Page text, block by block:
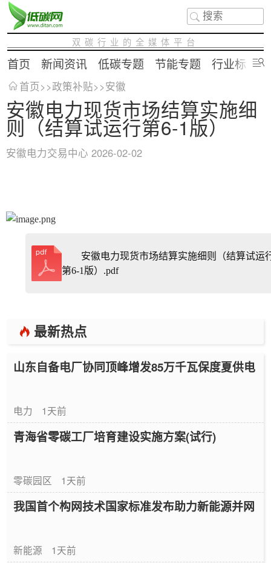
双碳行业的全媒体平台
首页 新闻资讯 低碳专题 节能专题 行业标准
首页>>政策补贴>>安徽
安徽电力现货市场结算实施细
则（结算试运行第6-1版）
安徽电力交易中心 2026-02-02
安徽电力现货市场结算实施细则（结算试运
第6-1版）.pdf
最新热点
山东自备电厂协同顶峰增发85万千瓦保度夏供电
电力 1天前
青海省零碳工厂培育建设实施方案(试行)
零碳园区 1天前
我国首个构网技术国家标准发布助力新能源并网
新能源 1天前